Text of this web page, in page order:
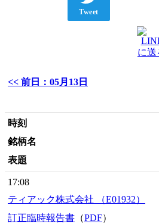
Tweet
<< 前日：05月13日
時刻
銘柄名
表題
17:08
ティアック株式会社 （E01932）
訂正臨時報告書 （PDF）